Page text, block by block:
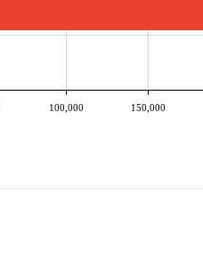
100,000 150,000